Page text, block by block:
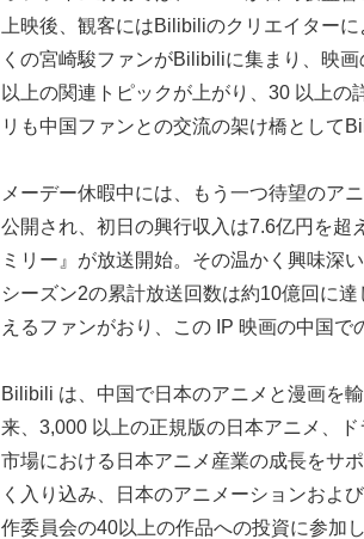
上映後、観客にはBilibiliのクリエイター
くの宮崎駿ファンがBilibiliに集まり、映
以上の関連トピックが上がり、30 以上
リも中国ファンとの交流の架け橋として
メーデー休暇中には、もう一つ待望のア
公開され、初日の興行収入は7.6亿円を
ミリー』が放送開始。その温かく興味深
シーズン2の累計放送回数は約10億回に
えるファンがおり、この IP 映画の中国で
Bilibili は、中国で日本のアニメと漫画を
来、3,000 以上の正規版の日本アニメ、
市場における日本アニメ産業の成長をサ
く入り込み、日本のアニメーションおよ
作委員会の40以上の作品への投資に参加